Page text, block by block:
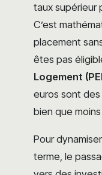
taux supérieur
C’est
placement
êtes pas
Logement
euros sont des
bien que
Pour
terme, le